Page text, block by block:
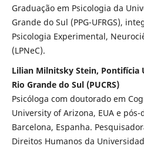
Graduação em Psicologia da
Grande do Sul (PPG-UFRGS),
Psicologia Experimental,
(LPNeC).
Lilian Milnitsky Stein, Pontifícia
Rio Grande do Sul (PUCRS)
Psicóloga com doutorado em
University of Arizona, EUA e
Barcelona, Espanha.
Direitos Humanos da